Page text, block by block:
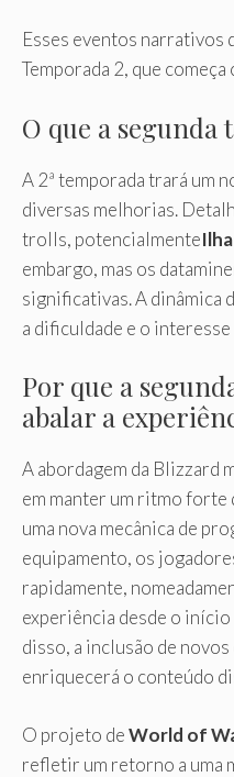
Esses eventos narrativos
Temporada 2, que
O que a
A 2ª temporada trará um
diversas melhorias.
trolls, potencialmente
embargo, mas os
significativas. A dinâmica
a dificuldade e o
Por que a
abalar a
A abordagem da Blizzard
em manter um ritmo forte
uma nova mecânica de
equipamento, os
rapidamente,
experiência desde o
disso, a inclusão de
enriquecerá o conteúdo
O projeto deWorld of
refletir um retorno a uma